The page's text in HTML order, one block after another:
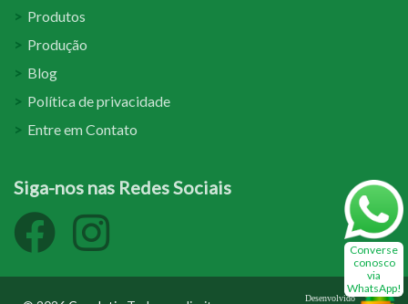
Produtos
Produção
Blog
Política de privacidade
Entre em Contato
Siga-nos nas Redes Sociais
Desenvolvido
Converse
conosco
via
WhatsApp!